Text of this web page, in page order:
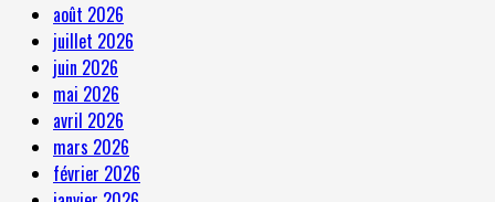
août 2026
juillet 2026
juin 2026
mai 2026
avril 2026
mars 2026
février 2026